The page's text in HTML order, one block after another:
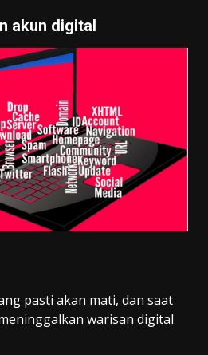
akun digital
pasti akan mati, dan saat
warisan digital